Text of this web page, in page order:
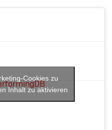
Cookies zu
Inhalt zu aktivieren